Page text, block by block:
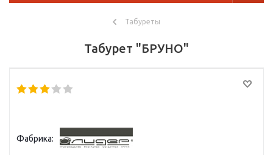
Табуреты
Табурет "БРУНО"
Фабрика: